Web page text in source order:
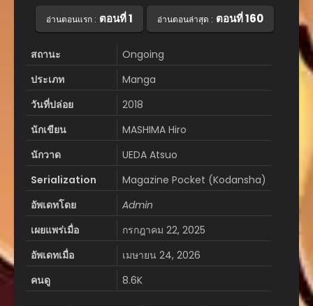
อ่านตอนแรก : ตอนที่ 1 อ่านตอนล่าสุด : ตอนที่ 160
สถานะ
Ongoing
ประเภท
Manga
วันที่ปล่อย
2018
นักเขียน
MASHIMA Hiro
นักวาด
UEDA Atsuo
Serialization
Magazine Pocket (Kodansha)
อัพเดทโดย
Admin
เผยแพร่เมื่อ
กรกฎาคม 22, 2025
อัพเดทเมื่อ
เมษายน 24, 2026
คนดู
8.6K